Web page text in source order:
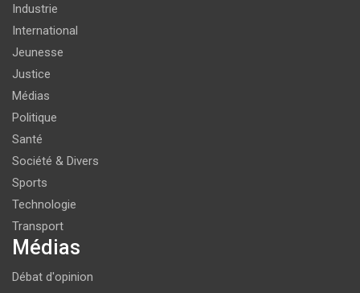
Industrie
International
Jeunesse
Justice
Médias
Politique
Santé
Société & Divers
Sports
Technologie
Transport
Médias
Débat d'opinion